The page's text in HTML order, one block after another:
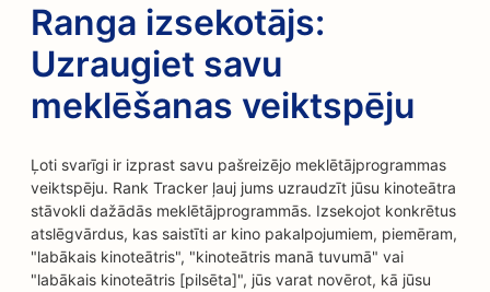
Ranga izsekotājs:
Uzraugiet savu
meklēšanas veiktspēju
Ļoti svarīgi ir izprast savu pašreizējo meklētājprogrammas
veiktspēju. Rank Tracker ļauj jums uzraudzīt jūsu kinoteātra
stāvokli dažādās meklētājprogrammās. Izsekojot konkrētus
atslēgvārdus, kas saistīti ar kino pakalpojumiem, piemēram,
"labākais kinoteātris", "kinoteātris manā tuvumā" vai
"labākais kinoteātris [pilsēta]", jūs varat novērot, kā jūsu